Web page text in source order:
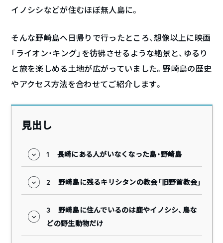
イノシシなどが住むほぼ無人島に。
そんな野崎島へ日帰りで行ったところ、想像以上に映画
「ライオン・キング」を彷彿させるような絶景と、ゆるり
と旅を楽しめる土地が広がっていました。野崎島の歴史
やアクセス方法を合わせてご紹介します。
見出し
1 長崎にある人がいなくなった島・野崎島
2 野崎島に残るキリシタンの教会「旧野首教会」
3
野崎島に住んでいるのは鹿やイノシシ、鳥な
どの野生動物だけ